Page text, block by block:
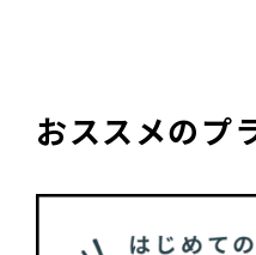
おススメのプ